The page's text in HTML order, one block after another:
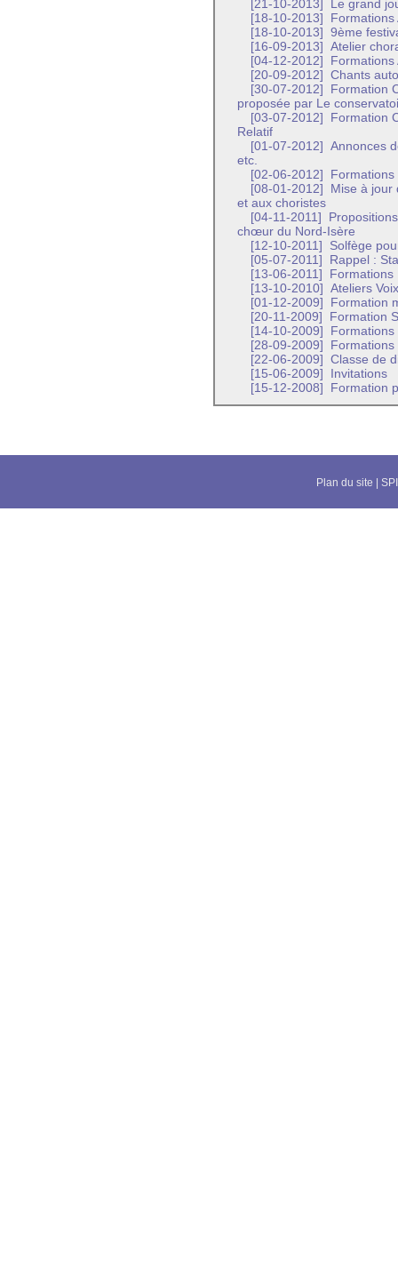
[21-10-2013]
Le grand
[18-10-2013]
[18-10-2013]
9ème
[16-09-2013]
Atelier
[04-12-2012]
[20-09-2012]
Chants
[30-07-2012]
Formation
proposée par Le
[03-07-2012]
Formation
Relatif
[01-07-2012]
Annonces
etc.
[02-06-2012]
[08-01-2012]
Mise à jour
et aux choristes
[04-11-2011]
chœur du Nord-Isère
[12-10-2011]
Solfège
[05-07-2011]
Rappel :
[13-06-2011]
Formations
[13-10-2010]
Ateliers
[01-12-2009]
Formation
[20-11-2009]
Formation
[14-10-2009]
[28-09-2009]
[22-06-2009]
Classe de
[15-06-2009]
Invitations
[15-12-2008]
Formation
Plan du site